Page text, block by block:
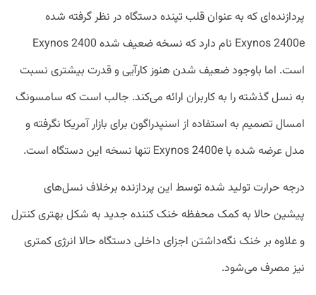
پردازنده‌ای که به عنوان قلب تپنده دستگاه در نظر گرفته شده
Exynos 2400e نام دارد که نسخه ضعیف شده Exynos 2400
است. اما باوجود ضعیف شدن هنوز کارآیی و قدرت بیشتری نسبت
به نسل گذشته را به کاربران ارائه می‌کند. جالب است که سامسونگ
امسال تصمیم به استفاده از اسنپدراگون برای بازار آمریکا نگرفته و
مدل عرضه شده با Exynos 2400e تنها نسخه این دستگاه است.
درجه حرارت تولید شده توسط این پردازنده برخلاف نسل‌های
پیشین حالا به کمک محفظه خنک کننده جدید به شکل بهتری کنترل
و علاوه بر خنک نگه‌داشتن اجزای داخلی دستگاه حالا انرژی کمتری
نیز مصرف می‌شود.